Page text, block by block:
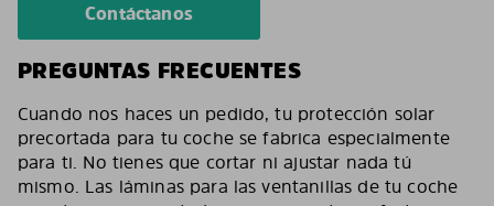
Contáctanos
PREGUNTAS FRECUENTES
Cuando nos haces un pedido, tu protección solar
precortada para tu coche se fabrica especialmente
para ti. No tienes que cortar ni ajustar nada tú
mismo. Las láminas para las ventanillas de tu coche